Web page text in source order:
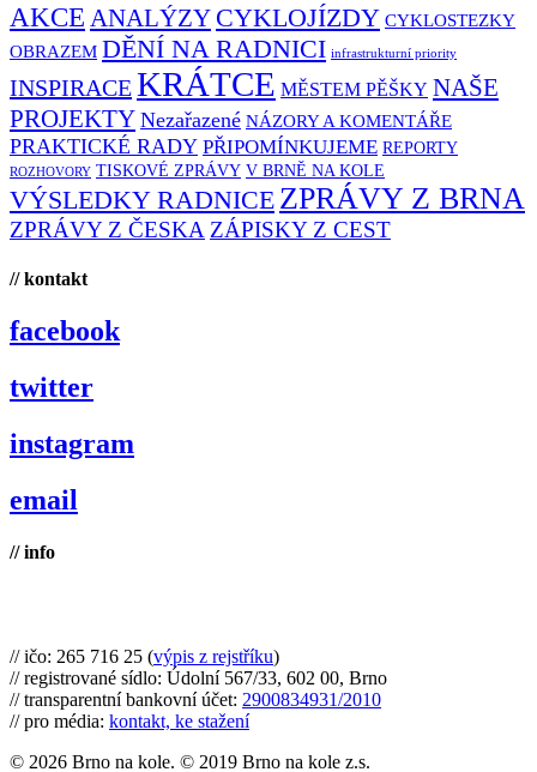
AKCE ANALÝZY CYKLOJÍZDY CYKLOSTEZKY
OBRAZEM DĚNÍ NA RADNICI infrastrukturní priority
INSPIRACEKRÁTCE MĚSTEM PĚŠKY NAŠE
PROJEKTY Nezařazené NÁZORY A KOMENTÁŘE
PRAKTICKÉ RADY PŘIPOMÍNKUJEME REPORTY
ROZHOVORY TISKOVÉ ZPRÁVY V BRNĚ NA KOLE
VÝSLEDKY RADNICE ZPRÁVY Z BRNA
ZPRÁVY Z ČESKA ZÁPISKY Z CEST
// kontakt
facebook
twitter
instagram
email
// info
// ičo: 265 716 25 (výpis z rejstříku)
// registrované sídlo: Údolní 567/33, 602 00, Brno
// transparentní bankovní účet: 2900834931/2010
// pro média: kontakt, ke stažení
© 2026 Brno na kole. © 2019 Brno na kole z.s.